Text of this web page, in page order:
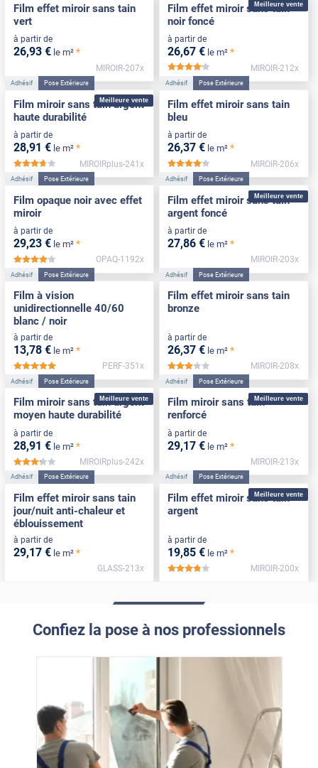
Film effet miroir sans tain
vert
à partir de
26,93 € le m² *
MIROIR-207x
Meilleure vente
Film effet miroir sans tain
noir foncé
à partir de
26,67 € le m² *
*****
MIROIR-212x
Meilleure vente
Adhésif Pose Extérieure
Film miroir sans tain argent
haute durabilité
à partir de
28,91 € le m² *
*****
MIROIRplus-241x
Adhésif Pose Extérieure
Film effet miroir sans tain
bleu
à partir de
26,37 € le m² *
*****
MIROIR-206x
Adhésif Pose Extérieure
Film opaque noir avec effet
miroir
à partir de
29,23 € le m² *
*****
OPAQ-1192x
Meilleure vente
Adhésif Pose Extérieure
Film effet miroir sans tain
argent foncé
à partir de
27,86 € le m² *
MIROIR-203x
Adhésif Pose Extérieure
Film à vision
unidirectionnelle 40/60
blanc / noir
à partir de
13,78 € le m² *
*****
PERF-351x
Adhésif Pose Extérieure
Film effet miroir sans tain
bronze
à partir de
26,37 € le m² *
*****
MIROIR-208x
Meilleure vente
Adhésif Pose Extérieure
Film miroir sans tain argent
moyen haute durabilité
à partir de
28,91 € le m² *
*****
MIROIRplus-242x
Meilleure vente
Adhésif Pose Extérieure
Film miroir sans tain
renforcé
à partir de
29,17 € le m² *
MIROIR-213x
Adhésif Pose Extérieure
Film effet miroir sans tain
jour/nuit anti-chaleur et
éblouissement
à partir de
29,17 € le m² *
GLASS-213x
Meilleure vente
Adhésif Pose Extérieure
Film effet miroir sans tain
argent
à partir de
19,85 € le m² *
*****
MIROIR-200x
Confiez la pose à nos professionnels